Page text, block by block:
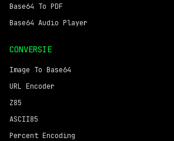
Base64 To PDF
Base64 Audio Player
CONVERSIE
Image To Base64
URL Encoder
Z85
ASCII85
Percent Encoding